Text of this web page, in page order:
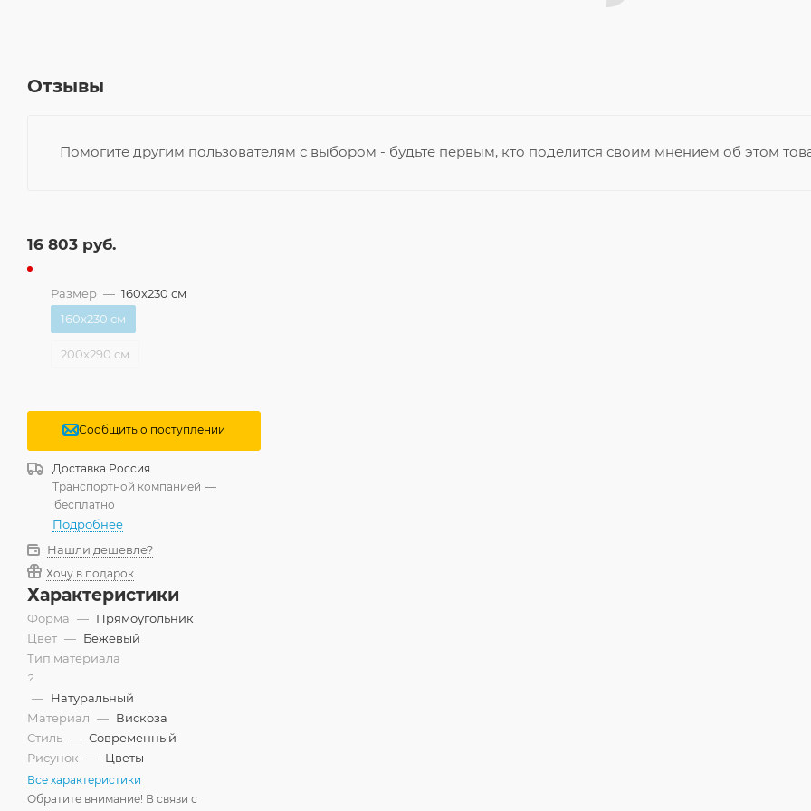
Отзывы
Помогите другим пользователям с выбором - будьте первым, кто поделится своим мнением об этом
16 803 руб.
Размер — 160x230 см
160x230 см
200x290 см
Сообщить о поступлении
Доставка Россия
Транспортной компанией —
бесплатно
Подробнее
Нашли дешевле?
Хочу в подарок
Характеристики
Форма — Прямоугольник
Цвет — Бежевый
Тип материала
?
— Натуральный
Материал — Вискоза
Стиль — Современный
Рисунок — Цветы
Все характеристики
Обратите внимание! В связи с